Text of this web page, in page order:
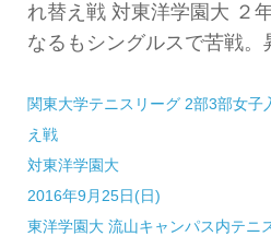
れ替え戦 対東洋学園大 ２
なるもシングルスで苦戦。
関東大学テニスリーグ 2部3部女子
え戦
対東洋学園大
2016年9月25日(日)
東洋学園大 流山キャンパス内テニ